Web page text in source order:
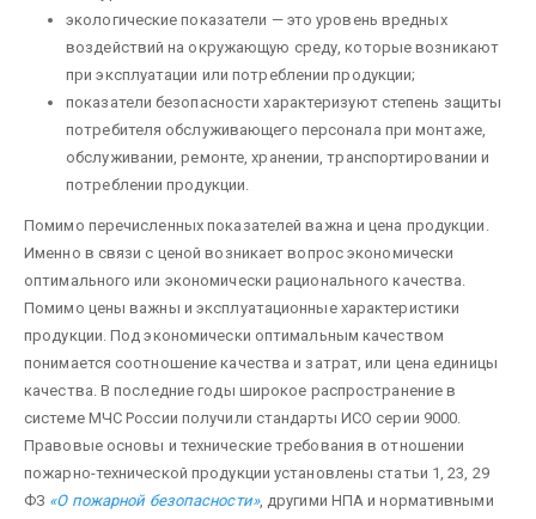
экологические показатели — это уровень вредных
воздействий на окружающую среду, которые возникают
при эксплуатации или потреблении продукции;
показатели безопасности характеризуют степень защиты
потребителя обслуживающего персонала при монтаже,
обслуживании, ремонте, хранении, транспортировании и
потреблении продукции.
Помимо перечисленных показателей важна и цена продукции.
Именно в связи с ценой возникает вопрос экономически
оптимального или экономически рационального качества.
Помимо цены важны и эксплуатационные характеристики
продукции. Под экономически оптимальным качеством
понимается соотношение качества и затрат, или цена единицы
качества. В последние годы широкое распространение в
системе МЧС России получили стандарты ИСО серии 9000.
Правовые основы и технические требования в отношении
пожарно-технической продукции установлены статьи 1, 23, 29
ФЗ «О пожарной безопасности», другими НПА и нормативными